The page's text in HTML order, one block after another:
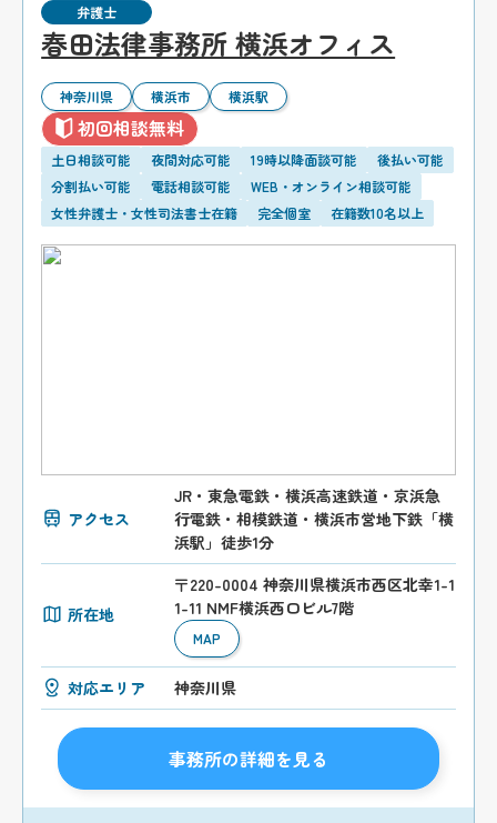
弁護士
春田法律事務所 横浜オフィス
神奈川県 横浜市 横浜駅
初回相談無料
土日相談可能 夜間対応可能 19時以降面談可能
後払い可能
分割払い可能
電話相談可能
WEB・オンライン相談可能
女性弁護士・女性司法書士在籍
完全個室 在籍数10名以上
アクセス
JR・東急電鉄・横浜高速鉄道・京浜急
行電鉄・相模鉄道・横浜市営地下鉄「横
浜駅」徒歩1分
所在地
〒220-0004 神奈川県横浜市西区北幸1-1
1-11 NMF横浜西口ビル7階
MAP
対応エリア 神奈川県
事務所の詳細を見る